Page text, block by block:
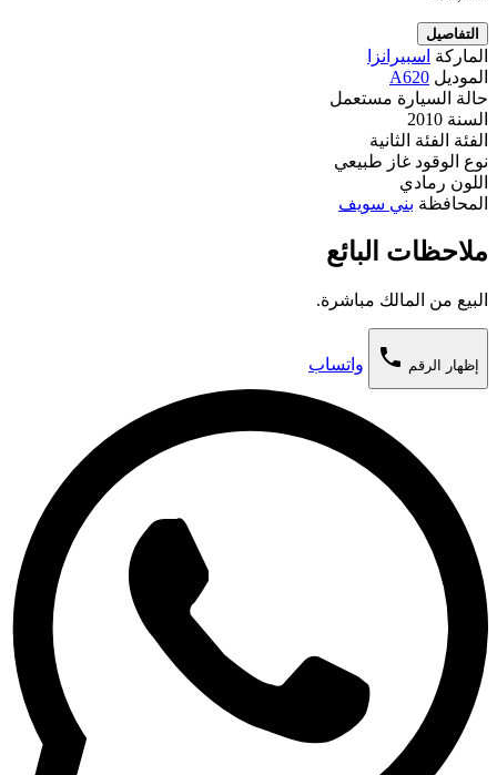
التفاصيل
الماركة اسبيرانزا
الموديل A620
حالة السيارة مستعمل
السنة 2010
الفئة الفئة الثانية
نوع الوقود غاز طبيعي
اللون رمادي
المحافظة بني سويف
ملاحظات البائع
البيع من المالك مباشرة.
إظهار الرقم phone واتساب